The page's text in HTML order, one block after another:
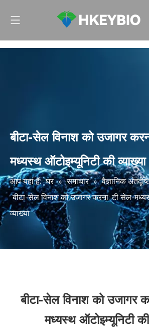
बीटा-सेल विनाश को उजागर
मध्यस्थ ऑटोइम्यूनिटी की व्याख्या
आप यहां हैं: घर » समाचार » वैज्ञानिक
बीटा-सेल विनाश को उजागर करना: टी सेल-
व्याख्या
बीटा-सेल विनाश को उजागर
मध्यस्थ ऑटोइम्यूनिटी की